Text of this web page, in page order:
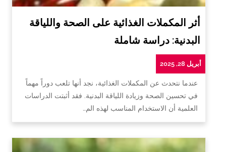
أثر المكملات الغذائية على الصحة واللياقة
البدنية: دراسة شاملة
أبريل 28, 2025
عندما نتحدث عن المكملات الغذائية، نجد أنها تلعب دوراً مهماً
في تحسين الصحة وزيادة اللياقة البدنية. فقد أثبتت الدراسات
العلمية أن الاستخدام المناسب لهذه الم…